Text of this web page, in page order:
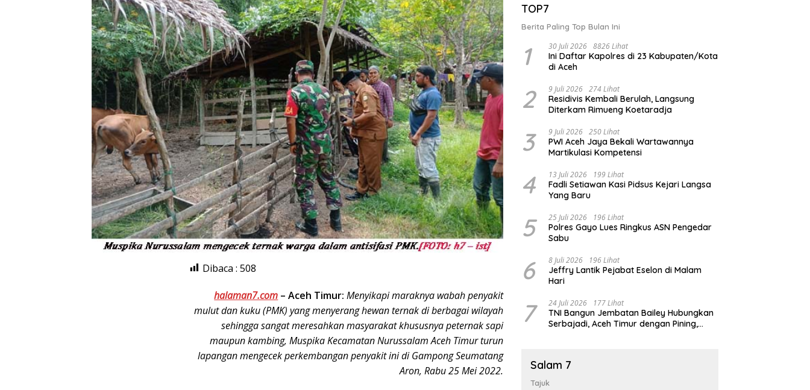
Dibaca : 508
halaman7.com –Aceh Timur: Menyikapi maraknya wabah penyakit
mulut dan kuku (PMK) yang menyerang hewan ternak di berbagai wilayah
sehingga sangat meresahkan masyarakat khususnya peternak sapi
maupun kambing, Muspika Kecamatan Nurussalam Aceh Timur turun
lapangan mengecek perkembangan penyakit ini di Gampong Seumatang
Aron, Rabu 25 Mei 2022.
TOP7
Berita Paling Top Bulan Ini
1 30 Juli 2026 8826 Lihat
Ini Daftar Kapolres di 23 Kabupaten/Kota
di Aceh
2 9 Juli 2026 274 Lihat
Residivis Kembali Berulah, Langsung
Diterkam Rimueng Koetaradja
3 9 Juli 2026 250 Lihat
PWI Aceh Jaya Bekali Wartawannya
Martikulasi Kompetensi
4 13 Juli 2026 199 Lihat
Fadli Setiawan Kasi Pidsus Kejari Langsa
Yang Baru
5 25 Juli 2026 196 Lihat
Polres Gayo Lues Ringkus ASN Pengedar
Sabu
6 8 Juli 2026 196 Lihat
Jeffry Lantik Pejabat Eselon di Malam
Hari
7 24 Juli 2026 177 Lihat
TNI Bangun Jembatan Bailey Hubungkan
Serbajadi, Aceh Timur dengan Pining,
Salam 7
Tajuk